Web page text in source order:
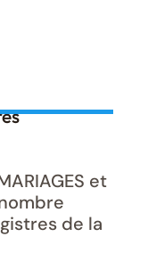
et
de la